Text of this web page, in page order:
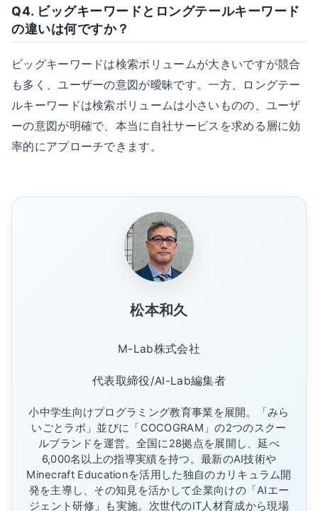
Q4. ビッグキーワードとロングテールキーワード
の違いは何ですか？
ビッグキーワードは検索ボリュームが大きいですが競合
も多く、ユーザーの意図が曖昧です。一方、ロングテー
ルキーワードは検索ボリュームは小さいものの、ユーザ
ーの意図が明確で、本当に自社サービスを求める層に効
率的にアプローチできます。
松本和久
M-Lab株式会社
代表取締役/AI-Lab編集者
小中学生向けプログラミング教育事業を展開。「みら
いごとラボ」並びに「COCOGRAM」の2つのスクー
ルブランドを運営。全国に28拠点を展開し、延べ
6,000名以上の指導実績を持つ。最新のAI技術や
Minecraft Educationを活用した独自のカリキュラム開
発を主導し、その知見を活かして企業向けの「AIエー
ジェント研修」も実施。次世代のIT人材育成から現場